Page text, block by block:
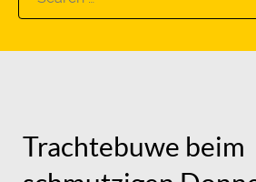
for:
Trachtebuwe beim